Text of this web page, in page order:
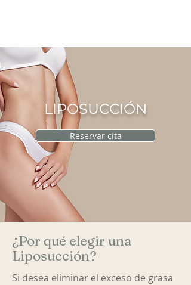
LIPOSUCCIÓN
Reservar cita
¿Por qué elegir una
Liposucción?
Si desea eliminar el exceso de grasa